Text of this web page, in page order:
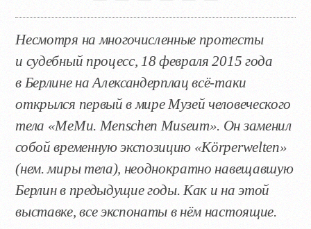
Несмотря на многочисленные протесты
и судебный процесс, 18 февраля 2015 года
в Берлине на Александерплац всё-таки
открылся первый в мире Музей человеческого
тела «MeMu. Menschen Museum». Он заменил
собой временную экспозицию «Körperwelten»
(нем. миры тела), неоднократно навещавшую
Берлин в предыдущие годы. Как и на этой
выставке, все экспонаты в нём настоящие.